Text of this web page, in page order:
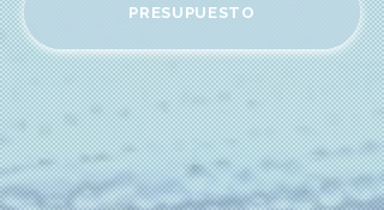
PRESUPUESTO